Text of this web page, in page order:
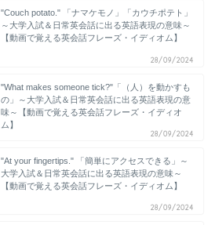
"Couch potato." 「ナマケモノ」「カウチポテト」
～大学入試＆日常英会話に出る英語表現の意味～
【動画で覚える英会話フレーズ・イディオム】
28/09/2024
"What makes someone tick?"「（人）を動かすも
の」～大学入試＆日常英会話に出る英語表現の意
味～【動画で覚える英会話フレーズ・イディオ
ム】
28/09/2024
"At your fingertips." 「簡単にアクセスできる」～
大学入試＆日常英会話に出る英語表現の意味～
【動画で覚える英会話フレーズ・イディオム】
28/09/2024